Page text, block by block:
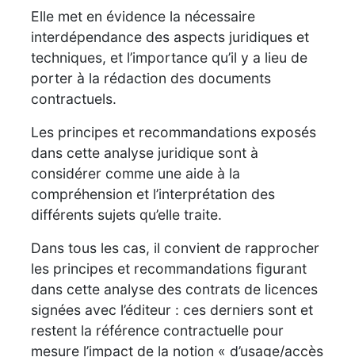
Elle met en évidence la nécessaire
interdépendance des aspects juridiques et
techniques, et l’importance qu’il y a lieu de
porter à la rédaction des documents
contractuels.
Les principes et recommandations exposés
dans cette analyse juridique sont à
considérer comme une aide à la
compréhension et l’interprétation des
différents sujets qu’elle traite.
Dans tous les cas, il convient de rapprocher
les principes et recommandations figurant
dans cette analyse des contrats de licences
signées avec l’éditeur : ces derniers sont et
restent la référence contractuelle pour
mesure l’impact de la notion « d’usage/accès